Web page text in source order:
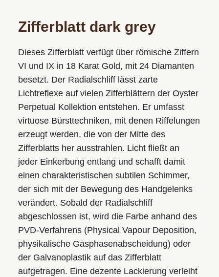
Zifferblatt dark grey
Dieses Zifferblatt verfügt über römische Ziffern
VI und IX in 18 Karat Gold, mit 24 Diamanten
besetzt. Der Radialschliff lässt zarte
Lichtreflexe auf vielen Zifferblättern der Oyster
Perpetual Kollektion entstehen. Er umfasst
virtuose Bürsttechniken, mit denen Riffelungen
erzeugt werden, die von der Mitte des
Zifferblatts her ausstrahlen. Licht fließt an
jeder Einkerbung entlang und schafft damit
einen charakteristischen subtilen Schimmer,
der sich mit der Bewegung des Handgelenks
verändert. Sobald der Radialschliff
abgeschlossen ist, wird die Farbe anhand des
PVD-Verfahrens (Physical Vapour Deposition,
physikalische Gasphasen­abscheidung) oder
der Galvanoplastik auf das Zifferblatt
aufgetragen. Eine dezente Lackierung verleiht